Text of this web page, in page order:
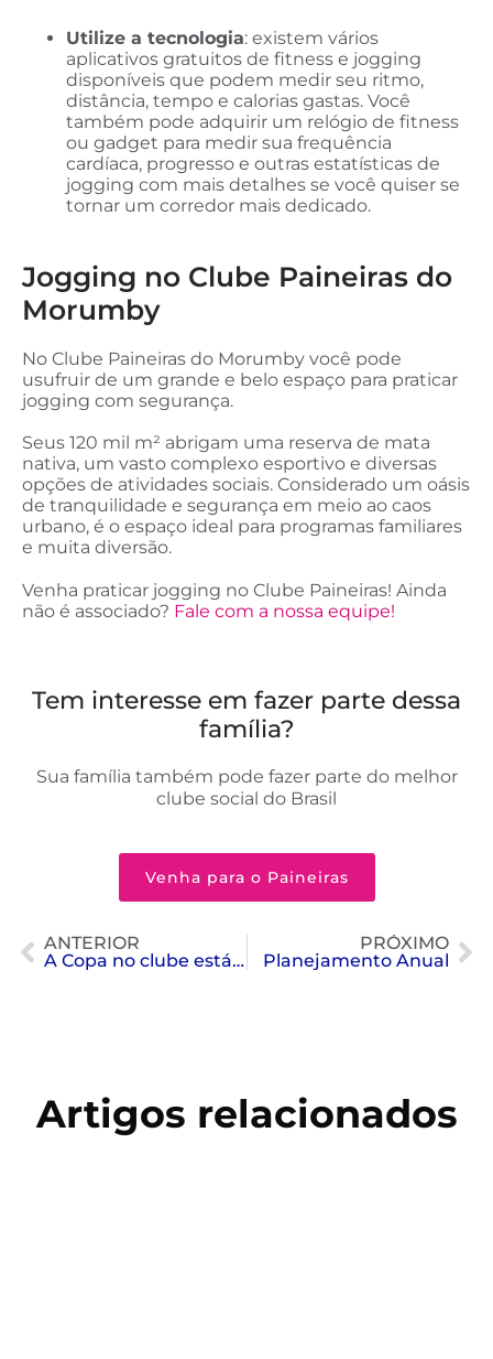
Utilize a tecnologia: existem vários
aplicativos gratuitos de fitness e jogging
disponíveis que podem medir seu ritmo,
distância, tempo e calorias gastas. Você
também pode adquirir um relógio de fitness
ou gadget para medir sua frequência
cardíaca, progresso e outras estatísticas de
jogging com mais detalhes se você quiser se
tornar um corredor mais dedicado.
Jogging no Clube Paineiras do
Morumby
No Clube Paineiras do Morumby você pode
usufruir de um grande e belo espaço para praticar
jogging com segurança.
Seus 120 mil m² abrigam uma reserva de mata
nativa, um vasto complexo esportivo e diversas
opções de atividades sociais. Considerado um oásis
de tranquilidade e segurança em meio ao caos
urbano, é o espaço ideal para programas familiares
e muita diversão.
Venha praticar jogging no Clube Paineiras! Ainda
não é associado? Fale com a nossa equipe!
Tem interesse em fazer parte dessa
família?
Sua família também pode fazer parte do melhor
clube social do Brasil
Venha para o Paineiras
ANTERIOR
A Copa no clube está ON!
PRÓXIMO
Planejamento Anual
Artigos relacionados